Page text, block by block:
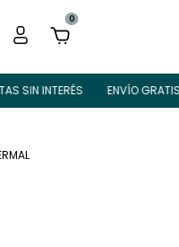
0
ENVÍO GRATIS A